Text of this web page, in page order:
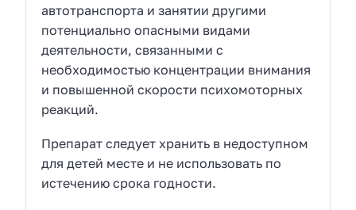
автотранспорта и занятии другими
потенциально опасными видами
деятельности, связанными с
необходимостью концентрации внимания
и повышенной скорости психомоторных
реакций.
Препарат следует хранить в недоступном
для детей месте и не использовать по
истечению срока годности.